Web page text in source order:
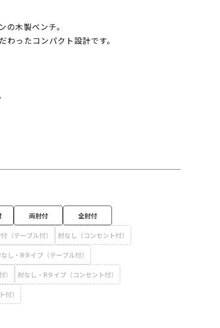
の木製ベンチ。
わったコンパクト設計です。
両肘付 全肘付
（テーブル付） 肘なし（コンセント付）
し・Rタイプ（テーブル付）
肘なし・Rタイプ（コンセント付）
）